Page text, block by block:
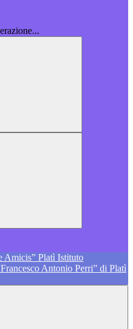
Istituto
Antonio Perri” di Platì